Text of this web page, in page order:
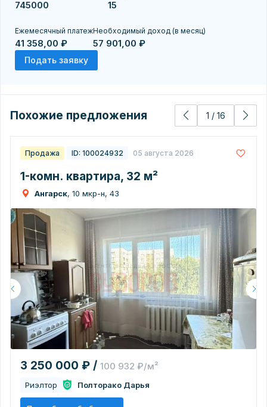
Ежемесячный платеж
41 358,00 ₽
Необходимый доход (в месяц)
57 901,00 ₽
Подать заявку
Похожие предложения 1 / 16
Продажа ID: 100024932 05 августа 2026
1-комн. квартира, 32 м²
Ангарск, 10 мкр-н, 43
3 250 000 ₽ / 100 932 ₽/м²
Риэлтор Полторако Дарья